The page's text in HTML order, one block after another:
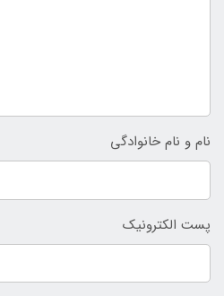
نام و نام خانوادگی
پست الکترونیک